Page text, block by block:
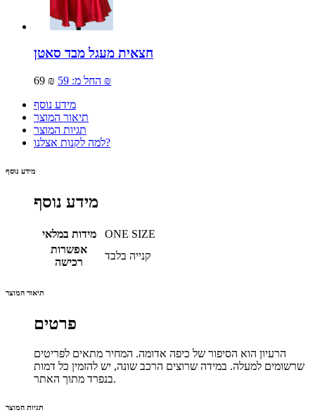
חצאית מעגל מבד סאטן
69 ₪ החל מ: 59 ₪
מידע נוסף
תיאור המוצר
תגיות המוצר
למה לקנות אצלנו?
מידע נוסף
מידע נוסף
מידות במלאי
ONE SIZE
אפשרות
רכישה
קנייה בלבד
תיאור המוצר
פרטים
הרעיון הוא הסיפור של כיפה אדומה. המחיר מתאים לפריטים
שרשומים למעלה. במידה שרוצים הרכב שונה, יש להזמין כל דמות
בנפרד מתוך האתר.
תגיות המוצר